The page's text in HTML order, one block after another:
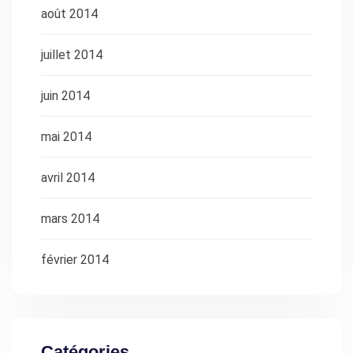
août 2014
juillet 2014
juin 2014
mai 2014
avril 2014
mars 2014
février 2014